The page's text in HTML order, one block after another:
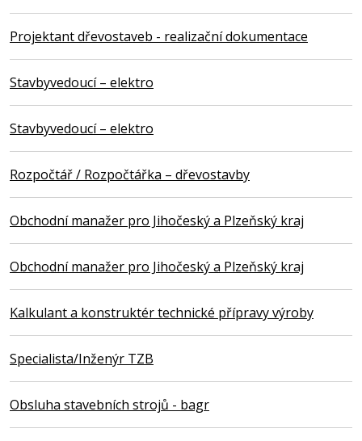
Projektant dřevostaveb - realizační dokumentace
Stavbyvedoucí – elektro
Stavbyvedoucí – elektro
Rozpočtář / Rozpočtářka – dřevostavby
Obchodní manažer pro Jihočeský a Plzeňský kraj
Obchodní manažer pro Jihočeský a Plzeňský kraj
Kalkulant a konstruktér technické přípravy výroby
Specialista/Inženýr TZB
Obsluha stavebních strojů - bagr